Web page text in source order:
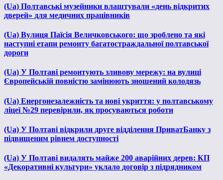
(Ua) Полтавські музейники влаштували «день відкритих
дверей» для медичних працівників
(Ua) Вулиця Паїсія Величковського: що зроблено та які
наступні етапи ремонту багатостраждальної полтавської
дороги
(Ua) У Полтаві ремонтують зливову мережу: на вулиці
Європейській повністю замінюють зношений колодязь
(Ua) Енергонезалежність та нові укриття: у полтавському
ліцеї №29 перевірили, як просуваються роботи
(Ua) У Полтаві відкрили друге відділення ПриватБанку з
підвищеним рівнем доступності
(Ua) У Полтаві видалять майже 200 аварійних дерев: КП
«Декоративні культури» уклало договір з підрядником